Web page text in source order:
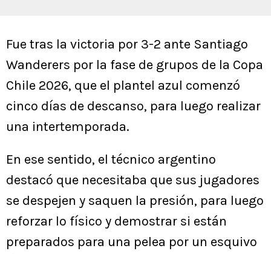
Fue tras la victoria por 3-2 ante Santiago
Wanderers por la fase de grupos de la Copa
Chile 2026, que el plantel azul comenzó
cinco días de descanso, para luego realizar
una intertemporada.
En ese sentido, el técnico argentino
destacó que necesitaba que sus jugadores
se despejen y saquen la presión, para luego
reforzar lo físico y demostrar si están
preparados para una pelea por un esquivo